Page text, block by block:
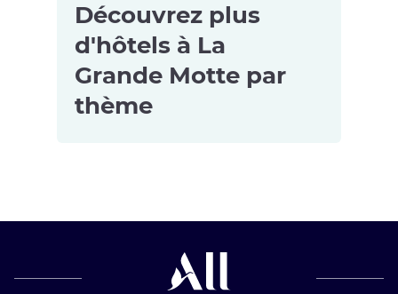
Découvrez plus
d'hôtels à La
Grande Motte par
thème